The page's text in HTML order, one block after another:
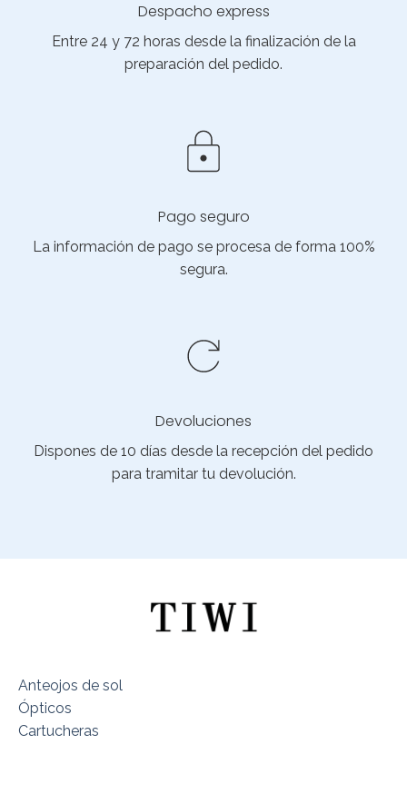
Despacho express
Entre 24 y 72 horas desde la finalización de la
preparación del pedido.
Pago seguro
La información de pago se procesa de forma 100%
segura.
Devoluciones
Dispones de 10 días desde la recepción del pedido
para tramitar tu devolución.
Anteojos de sol
Ópticos
Cartucheras